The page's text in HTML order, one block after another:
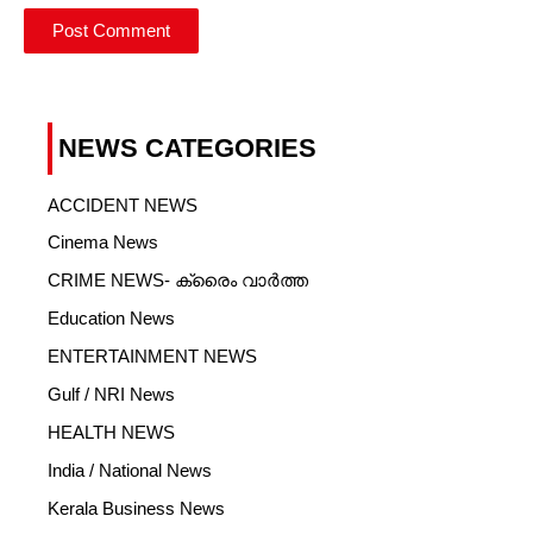
NEWS CATEGORIES
ACCIDENT NEWS
Cinema News
CRIME NEWS- ക്രൈം വാർത്ത
Education News
ENTERTAINMENT NEWS
Gulf / NRI News
HEALTH NEWS
India / National News
Kerala Business News